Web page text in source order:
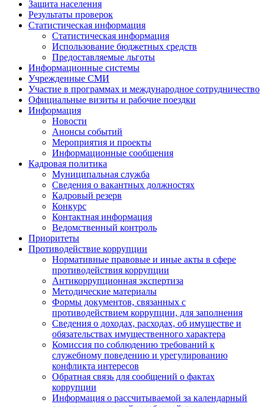
Защита населения
Результаты проверок
Статистическая информация
Статистическая информация
Использование бюджетных средств
Предоставляемые льготы
Информационные системы
Учрежденные СМИ
Участие в программах и международное сотрудничество
Официальные визиты и рабочие поездки
Информация
Новости
Анонсы событий
Мероприятия и проекты
Информационные сообщения
Кадровая политика
Муниципальная служба
Сведения о вакантных должностях
Кадровый резерв
Конкурс
Контактная информация
Ведомственный контроль
Приоритеты
Противодействие коррупции
Нормативные правовые и иные акты в сфере
противодействия коррупции
Антикоррупционная экспертиза
Методические материалы
Формы документов, связанных с
противодействием коррупции, для заполнения
Сведения о доходах, расходах, об имуществе и
обязательствах имущественного характера
Комиссия по соблюдению требований к
служебному поведению и урегулированию
конфликта интересов
Обратная связь для сообщений о фактах
коррупции
Информация о рассчитываемой за календарный